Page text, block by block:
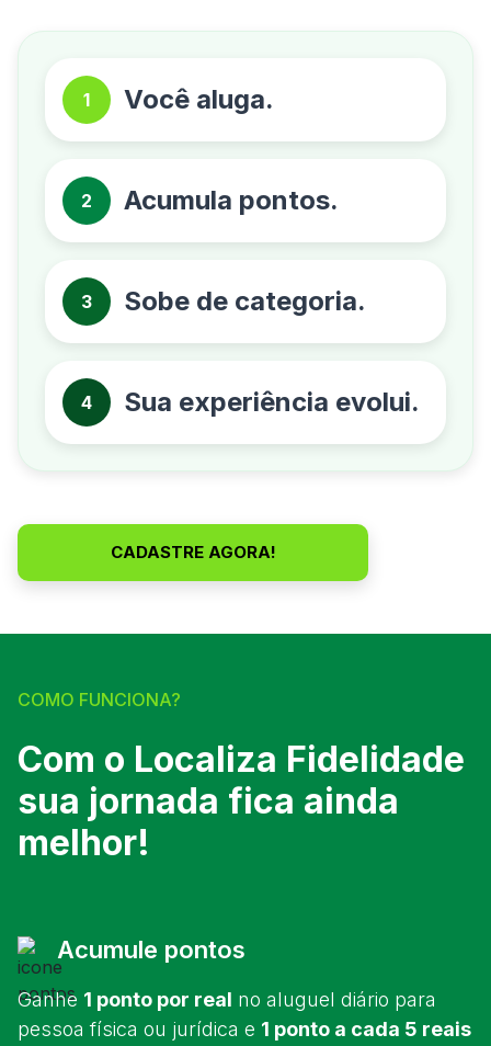
1 Você aluga.
2 Acumula pontos.
3 Sobe de categoria.
4 Sua experiência evolui.
CADASTRE AGORA!
COMO FUNCIONA?
Com o Localiza Fidelidade
sua jornada fica ainda
melhor!
Acumule pontos
Ganhe 1 ponto por real no aluguel diário para
pessoa física ou jurídica e 1 ponto a cada 5 reais